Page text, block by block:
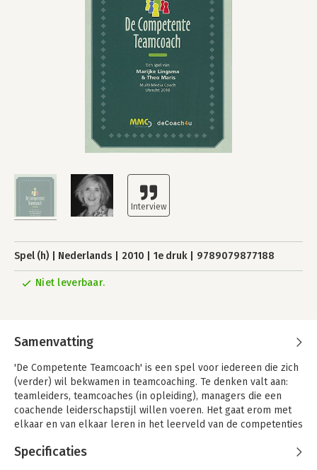
Spel (h) Nederlands 2010 1e druk 9789079877188
Niet leverbaar.
Samenvatting
'De Competente Teamcoach' is een spel voor iedereen die zich
(verder) wil bekwamen in teamcoaching. Te denken valt aan:
teamleiders, teamcoaches (in opleiding), managers die een
coachende leiderschapstijl willen voeren. Het gaat erom met
elkaar en van elkaar leren in het leerveld van de competenties
veel plezier, kunde en vertrouwen als teamcoach te werken.
Specificaties